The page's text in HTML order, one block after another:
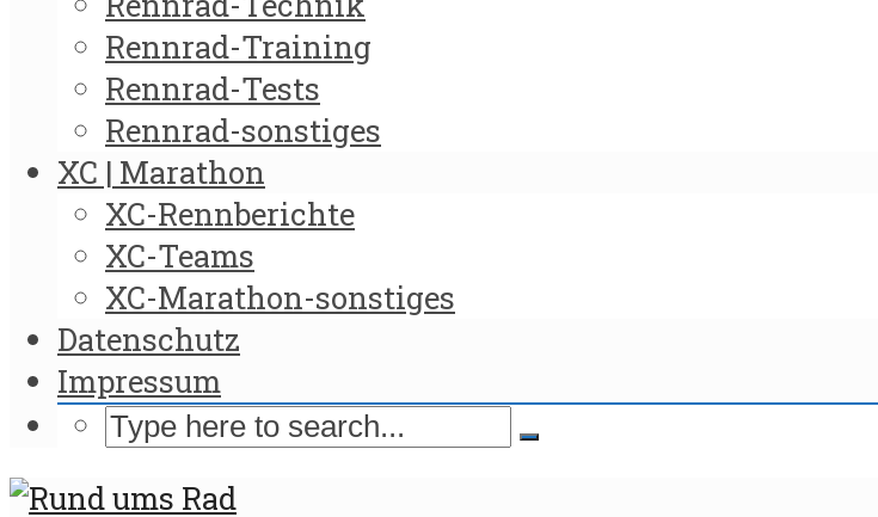
Rennrad-Training
Rennrad-Tests
Rennrad-sonstiges
XC | Marathon
XC-Rennberichte
XC-Teams
XC-Marathon-sonstiges
Datenschutz
Impressum